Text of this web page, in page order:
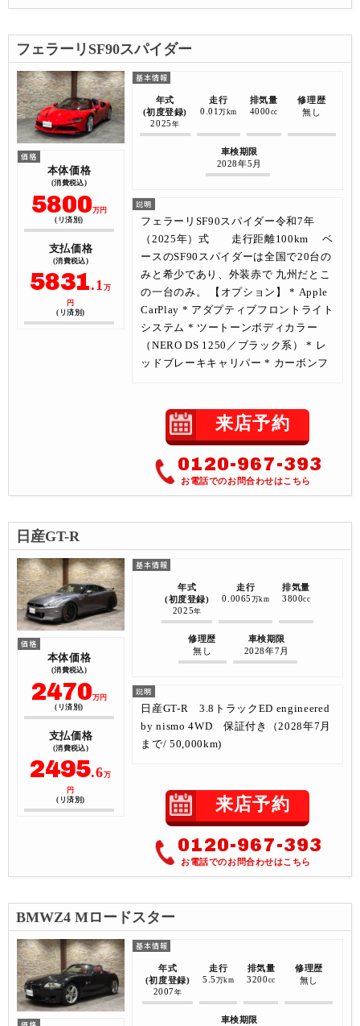
フェラーリSF90スパイダー
本体価格
(消費税込)
5800万円
(リ済別)
支払価格
(消費税込)
5831.1万
円
(リ済別)
年式
(初度登録)
2025 年
走行
0.01万km
排気量
4000 cc
修理歴
無し
車検期限
2028年5月
フェラーリSF90スパイダー令和7年
（2025年）式 走行距離100km ベ
ースのSF90スパイダーは全国で20台の
みと希少であり、外装赤で 九州だとこ
の一台のみ。 【オプション】 * Apple
CarPlay * アダプティブフロントライト
システム * ツートーンボディカラー
（NERO DS 1250／ブラック系） * レ
ッドブレーキキャリパー * カーボンフ
来店予約
0120-967-393
お電話でのお問合わせはこちら
日産GT-R
本体価格
(消費税込)
2470万円
(リ済別)
支払価格
(消費税込)
2495.6万
円
(リ済別)
年式
(初度登録)
2025年
走行
0.0065 万km
排気量
3800cc
修理歴
無し
車検期限
2028年7月
日産GT-R 3.8トラックED engineered
by nismo 4WD 保証付き（2028年7月
まで/ 50,000km)
来店予約
0120-967-393
お電話でのお問合わせはこちら
BMWZ4 Mロードスター
年式
(初度登録)
2007年
走行
5.5 万km
排気量
3200 cc
修理歴
無し
車検期限